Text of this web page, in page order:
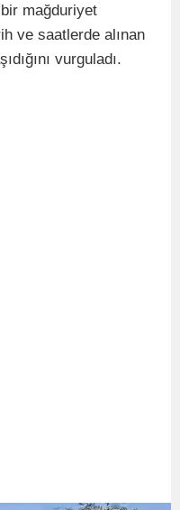
mağduriyet
ve saatlerde alınan
vurguladı.